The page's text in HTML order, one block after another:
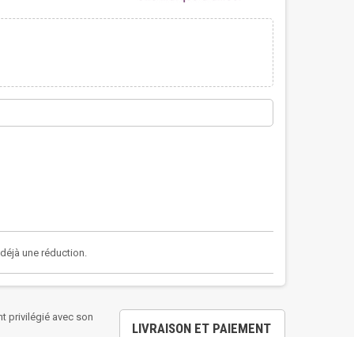
une réduction.
privilégié avec son
LIVRAISON ET PAIEMENT